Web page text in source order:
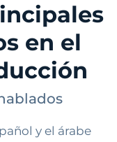
en el
y el árabe